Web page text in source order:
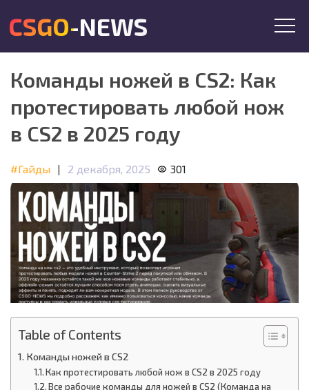
CSGO-NEWS
Команды ножей в CS2: Как
протестировать любой нож
в CS2 в 2025 году
#Гайды | 2 декабря, 2025 301
Table of Contents
Команды ножей в CS2
Как протестировать любой нож в CS2 в 2025 году
Все рабочие команды для ножей в CS2 (Команда на